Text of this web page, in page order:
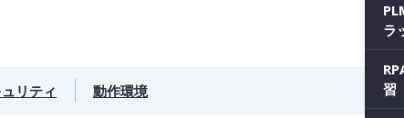
リティ 動作環境
ラ
習